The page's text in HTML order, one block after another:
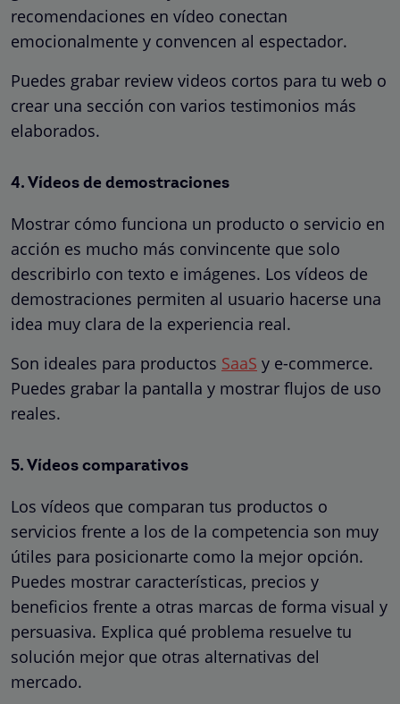
recomendaciones en vídeo conectan
emocionalmente y convencen al espectador.
Puedes grabar review videos cortos para tu web o
crear una sección con varios testimonios más
elaborados.
4. Vídeos de demostraciones
Mostrar cómo funciona un producto o servicio en
acción es mucho más convincente que solo
describirlo con texto e imágenes. Los vídeos de
demostraciones permiten al usuario hacerse una
idea muy clara de la experiencia real.
Son ideales para productos SaaS y e-commerce.
Puedes grabar la pantalla y mostrar flujos de uso
reales.
5. Vídeos comparativos
Los vídeos que comparan tus productos o
servicios frente a los de la competencia son muy
útiles para posicionarte como la mejor opción.
Puedes mostrar características, precios y
beneficios frente a otras marcas de forma visual y
persuasiva. Explica qué problema resuelve tu
solución mejor que otras alternativas del
mercado.